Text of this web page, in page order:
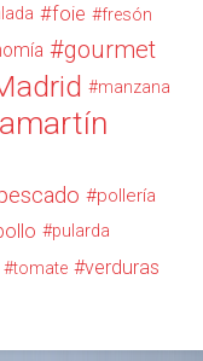
foie fresón
gourmet
manzana
pollería
pularda
tomate
verduras